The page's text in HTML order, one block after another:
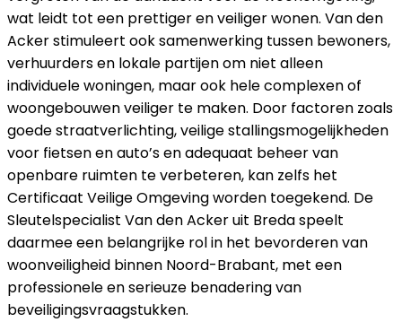
wat leidt tot een prettiger en veiliger wonen. Van den
Acker stimuleert ook samenwerking tussen bewoners,
verhuurders en lokale partijen om niet alleen
individuele woningen, maar ook hele complexen of
woongebouwen veiliger te maken. Door factoren zoals
goede straatverlichting, veilige stallingsmogelijkheden
voor fietsen en auto’s en adequaat beheer van
openbare ruimten te verbeteren, kan zelfs het
Certificaat Veilige Omgeving worden toegekend. De
Sleutelspecialist Van den Acker uit Breda speelt
daarmee een belangrijke rol in het bevorderen van
woonveiligheid binnen Noord-Brabant, met een
professionele en serieuze benadering van
beveiligingsvraagstukken.